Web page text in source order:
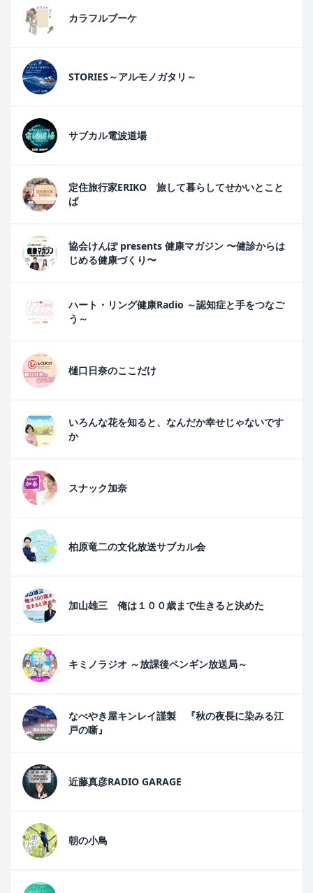
カラフルブーケ
STORIES～アルモノガタリ～
サブカル電波道場
定住旅行家ERIKO 旅して暮らしてせかいとこと
ば
協会けんぽ presents 健康マガジン 〜健診からは
じめる健康づくり〜
ハート・リング健康Radio ～認知症と手をつなご
う～
樋口日奈のここだけ
いろんな花を知ると、なんだか幸せじゃないです
か
スナック加奈
柏原竜二の文化放送サブカル会
加山雄三 俺は１００歳まで生きると決めた
キミノラジオ ～放課後ペンギン放送局～
なべやき屋キンレイ謹製 『秋の夜長に染みる江
戸の噺』
近藤真彦RADIO GARAGE
朝の小鳥